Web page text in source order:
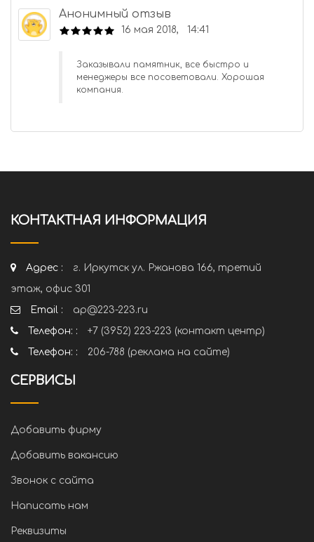
Анонимный отзыв
16 мая 2018, 14:41
Заказывали памятник, все быстро и
менеджеры все посоветовали. Хорошая
компания.
КОНТАКТНАЯ ИНФОРМАЦИЯ
Адрес :
г. Иркутск ул. Ржанова 166, третий
этаж, офис 301
Email :
ap@223-223.ru
Телефон: :
+7 (3952) 223-223 (контакт центр)
Телефон: :
206-788 (реклама на сайте)
СЕРВИСЫ
Добавить фирму
Добавить вакансию
Звонок с сайта
Написать нам
Реквизиты